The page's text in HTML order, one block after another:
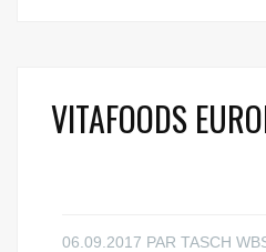
VITAFOODS
06.09.2017 PAR TASCH